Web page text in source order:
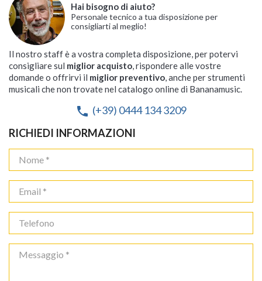
Hai bisogno di aiuto?
Personale tecnico a tua disposizione per
consigliarti al meglio!
Il nostro staff è a vostra completa disposizione, per potervi
consigliare sul miglior acquisto, rispondere alle vostre
domande o offrirvi il miglior preventivo, anche per strumenti
musicali che non trovate nel catalogo online di Bananamusic.
phone (+39) 0444 134 3209
RICHIEDI INFORMAZIONI